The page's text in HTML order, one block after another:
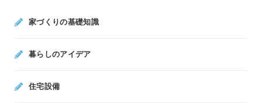
家づくりの基礎知識
暮らしのアイデア
住宅設備